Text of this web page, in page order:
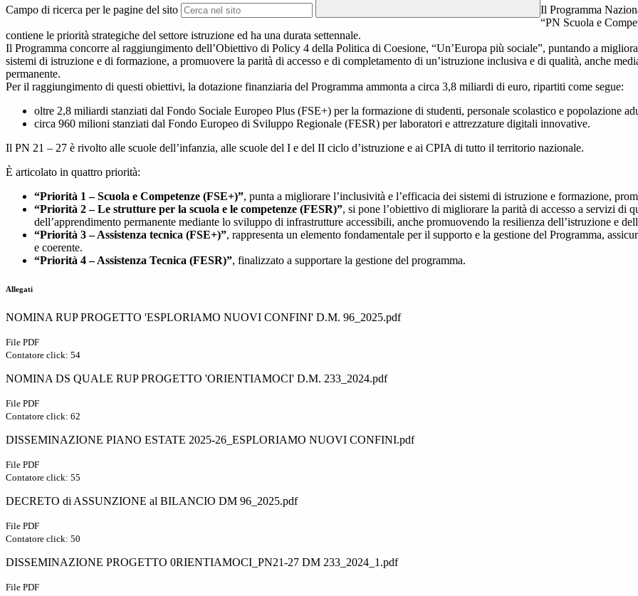
Campo di ricerca per le pagine del sito
Il Programma
“PN Scuola e
contiene le priorità strategiche del settore istruzione ed ha una durata settennale.
Il Programma concorre al raggiungimento dell’Obiettivo di Policy 4 della Politica di Coesione, “Un’Europa più sociale”, puntando a
sistemi di istruzione e di formazione, a promuovere la parità di accesso e di completamento di un’istruzione inclusiva e di qualità, anche
permanente.
Per il raggiungimento di questi obiettivi, la dotazione finanziaria del Programma ammonta a circa 3,8 miliardi di euro, ripartiti come segue:
oltre 2,8 miliardi stanziati dal Fondo Sociale Europeo Plus (FSE+) per la formazione di studenti, personale scolastico e popolazione
circa 960 milioni stanziati dal Fondo Europeo di Sviluppo Regionale (FESR) per laboratori e attrezzature digitali innovative.
Il PN 21 – 27 è rivolto alle scuole dell’infanzia, alle scuole del I e del II ciclo d’istruzione e ai CPIA di tutto il territorio nazionale.
È articolato in quattro priorità:
“Priorità 1 – Scuola e Competenze (FSE+)”, punta a migliorare l’inclusività e l’efficacia dei sistemi di istruzione e formazione,
“Priorità 2 – Le strutture per la scuola e le competenze (FESR)”, si pone l’obiettivo di migliorare la parità di accesso a servizi di
dell’apprendimento permanente mediante lo sviluppo di infrastrutture accessibili, anche promuovendo la resilienza dell’istruzione e
“Priorità 3 – Assistenza tecnica (FSE+)”, rappresenta un elemento fondamentale per il supporto e la gestione del Programma,
e coerente.
“Priorità 4 – Assistenza Tecnica (FESR)”, finalizzato a supportare la gestione del programma.
Allegati
NOMINA RUP PROGETTO 'ESPLORIAMO NUOVI CONFINI' D.M. 96_2025.pdf
File PDF
Contatore click: 54
NOMINA DS QUALE RUP PROGETTO 'ORIENTIAMOCI' D.M. 233_2024.pdf
File PDF
Contatore click: 62
DISSEMINAZIONE PIANO ESTATE 2025-26_ESPLORIAMO NUOVI CONFINI.pdf
File PDF
Contatore click: 55
DECRETO di ASSUNZIONE al BILANCIO DM 96_2025.pdf
File PDF
Contatore click: 50
DISSEMINAZIONE PROGETTO 0RIENTIAMOCI_PN21-27 DM 233_2024_1.pdf
File PDF